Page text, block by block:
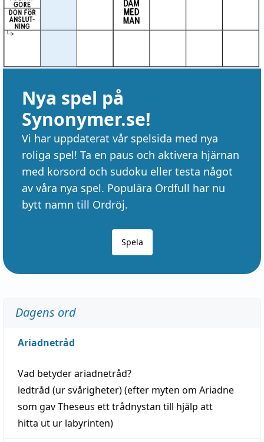
Nya spel på
Synonymer.se!
Vi har uppdaterat vår spelsida med nya
roliga spel! Ta en paus och aktivera hjärnan
med korsord och sudoku eller testa något
av våra nya spel. Populära Ordfull har nu
bytt namn till Ordröj.
Spela
Dagens ord
Ariadnetråd
Vad betyderariadnetråd?
ledtråd (ur svårigheter) (efter myten om Ariadne
som gav Theseus ett trådnystan till hjälp att
hitta ut ur labyrinten)